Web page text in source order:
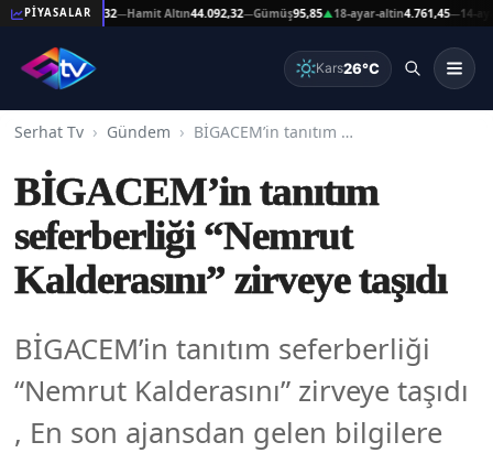
PİYASALAR
Altın44.092,32 — Hamit Altın44.092,32—Gümüş95,85▲18-ayar-altin4.761,45—14-ayar-
Kars26°C
Serhat Tv Gündem BİGACEM’in tanıtım seferberliği “Nemrut Kalderasını” zirveye taşıdı
BİGACEM’in tanıtım
seferberliği “Nemrut
Kalderasını” zirveye taşıdı
BİGACEM’in tanıtım seferberliği
“Nemrut Kalderasını” zirveye taşıdı
, En son ajansdan gelen bilgilere